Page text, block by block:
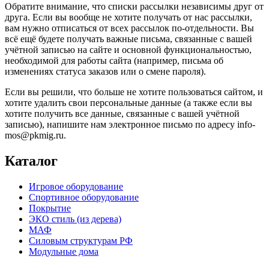
Обратите внимание, что списки рассылки независимы друг от
друга. Если вы вообще не хотите получать от нас рассылки,
вам нужно отписаться от всех рассылок по-отдельности. Вы
всё ещё будете получать важные письма, связанные с вашей
учётной записью на сайте и основной функциональностью,
необходимой для работы сайта (например, письма об
изменениях статуса заказов или о смене пароля).
Если вы решили, что больше не хотите пользоваться сайтом, и
хотите удалить свои персональные данные (а также если вы
хотите получить все данные, связанные с вашей учётной
записью), напишите нам электронное письмо по адресу info-
mos@pkmig.ru.
Каталог
Игровое оборудование
Спортивное оборудование
Покрытие
ЭКО стиль (из дерева)
МАФ
Силовым структурам РФ
Модульные дома